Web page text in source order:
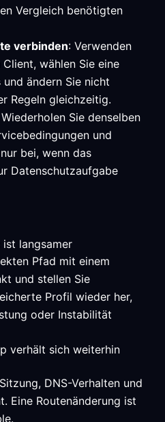
Vergleich benötigten
verbinden: Verwenden
wählen Sie eine
und ändern Sie nicht
Regeln gleichzeitig.
Sie denselben
und
bei, wenn das
Datenschutzaufgabe
ist langsamer
Pfad mit einem
und stellen Sie
Profil wieder her,
oder Instabilität
verhält sich weiterhin
DNS-Verhalten und
Eine Routenänderung ist